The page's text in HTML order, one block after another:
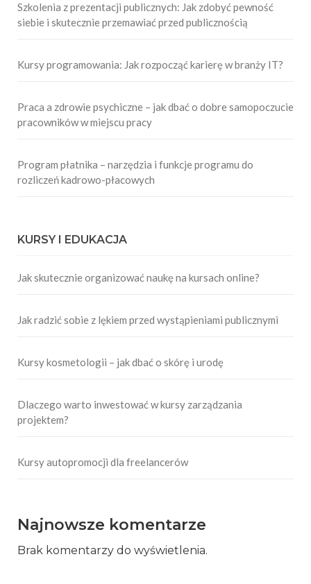
Szkolenia z prezentacji publicznych: Jak zdobyć pewność
siebie i skutecznie przemawiać przed publicznością
Kursy programowania: Jak rozpocząć karierę w branży IT?
Praca a zdrowie psychiczne – jak dbać o dobre samopoczucie
pracowników w miejscu pracy
Program płatnika – narzędzia i funkcje programu do
rozliczeń kadrowo-płacowych
KURSY I EDUKACJA
Jak skutecznie organizować naukę na kursach online?
Jak radzić sobie z lękiem przed wystąpieniami publicznymi
Kursy kosmetologii – jak dbać o skórę i urodę
Dlaczego warto inwestować w kursy zarządzania
projektem?
Kursy autopromocji dla freelancerów
Najnowsze komentarze
Brak komentarzy do wyświetlenia.